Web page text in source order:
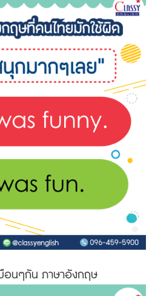
อนๆกัน ภาษาอังกฤษ